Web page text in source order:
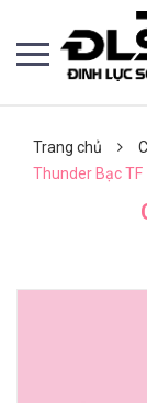
Trang chủ
Thunder Bạc TF